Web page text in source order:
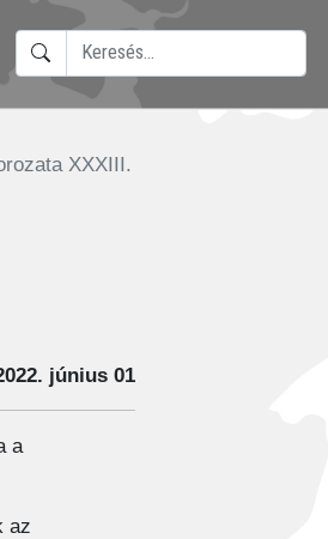
KERESÉS
XXXIII.
június 01
a
az